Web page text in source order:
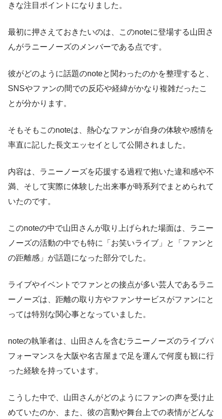
きな注目ポイントになりました。
最初に押さえておきたいのは、このnoteに登場する山田さ
んがラニーノーズのメンバーである点です。
彼がどのように話題のnoteと関わったのかを整理すると、
SNSやファンの間での反応や経緯がかなり複雑だったこ
とが分かります。
そもそもこのnoteは、熱心なファンが自身の体験や感情を
率直に記した長文エッセイとして公開されました。
内容は、ラニーノーズを応援する過程で抱いた違和感や不
満、そして実際に体験した出来事が時系列でまとめられて
いたのです。
このnoteの中で山田さんが取り上げられた場面は、ラニー
ノーズの活動の中でも特に「お笑いライブ」と「ファンと
の距離感」が話題になった部分でした。
ライブやイベントでファンとの接点が多い芸人であるラニ
ーノーズは、距離の取り方やファンサービスがファンにと
っては特別な関心事となっていました。
noteの執筆者は、山田さんを含むラニーノーズのライブパ
フォーマンスを大阪や名古屋まで足を運んで何度も観に行
った経験を持っています。
こうした中で、山田さんがどのようにファンの声を受け止
めていたのか、また、彼の言動や舞台上での表情がどんな